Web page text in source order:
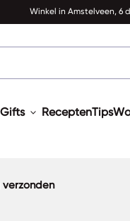
Winkel in Amstelveen, 6
expand_more ReceptenTips
verzonden